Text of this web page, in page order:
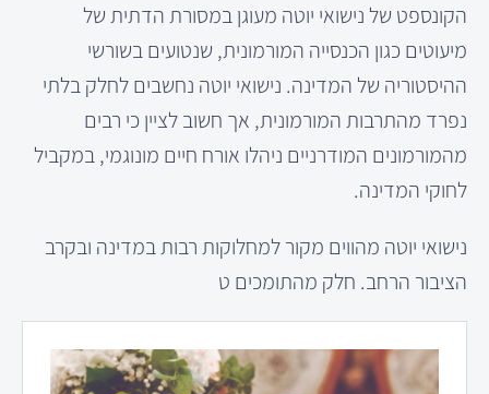
הקונספט של נישואי יוטה מעוגן במסורת הדתית של
מיעוטים כגון הכנסייה המורמונית, שנטועים בשורשי
ההיסטוריה של המדינה. נישואי יוטה נחשבים לחלק בלתי
נפרד מהתרבות המורמונית, אך חשוב לציין כי רבים
מהמורמונים המודרניים ניהלו אורח חיים מונוגמי, במקביל
לחוקי המדינה.
נישואי יוטה מהווים מקור למחלוקות רבות במדינה ובקרב
הציבור הרחב. חלק מהתומכים ט